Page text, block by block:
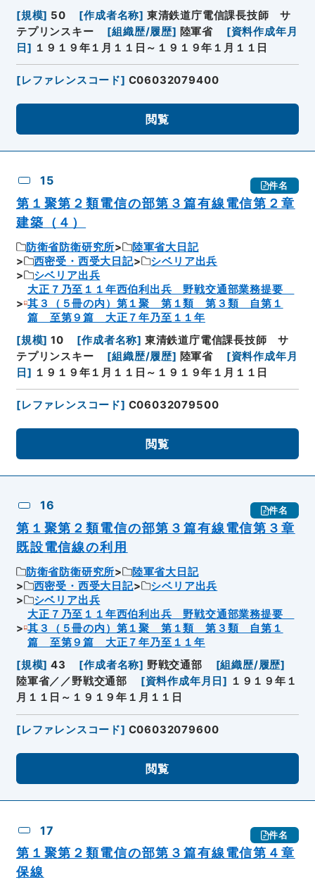
[規模] 50 [作成者名称] 東清鉄道庁電信課長技師 サ
テプリンスキー
[組織歴/履歴] 陸軍省 [資料作成年月
日 ] １９１９年１月１１日～１９１９年１月１１日
[レファレンスコード] C06032079400
閲覧
15 件名
第１聚第２類電信の部第３篇有線電信第２章
建築（４）
防衛省防衛研究所
陸軍省大日記
西密受・西受大日記
シベリア出兵
シベリア出兵
大正７乃至１１年西伯利出兵 野戦交通部業務提要
其３（５冊の内）第１聚 第１類 第３類 自第１
篇 至第９篇 大正７年乃至１１年
[規模] 10 [作成者名称] 東清鉄道庁電信課長技師 サ
テプリンスキー
[組織歴/履歴] 陸軍省 [資料作成年月
日 ] １９１９年１月１１日～１９１９年１月１１日
[レファレンスコード] C06032079500
閲覧
16 件名
第１聚第２類電信の部第３篇有線電信第３章
既設電信線の利用
防衛省防衛研究所
陸軍省大日記
西密受・西受大日記
シベリア出兵
シベリア出兵
大正７乃至１１年西伯利出兵 野戦交通部業務提要
其３（５冊の内）第１聚 第１類 第３類 自第１
篇 至第９篇 大正７年乃至１１年
[規模] 43 [作成者名称] 野戦交通部 [組織歴/履歴]
陸軍省／／野戦交通部
[資料作成年月日] １９１９年１
月１１日～１９１９年１月１１日
[レファレンスコード] C06032079600
閲覧
17 件名
第１聚第２類電信の部第３篇有線電信第４章
保線